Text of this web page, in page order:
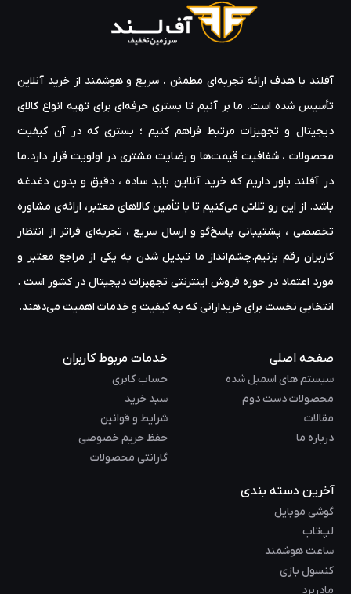
آفلند با هدف ارائه‌ تجربه‌ای مطمئن ، سریع و هوشمند از خرید آنلاین
تأسیس شده است. ما بر آنیم تا بستری حرفه‌ای برای تهیه‌ انواع کالای
دیجیتال و تجهیزات مرتبط فراهم کنیم ؛ بستری که در آن کیفیت
محصولات ، شفافیت قیمت‌ها و رضایت مشتری در اولویت قرار دارد.ما
در آفلند باور داریم که خرید آنلاین باید ساده ، دقیق و بدون دغدغه
باشد. از این رو تلاش می‌کنیم تا با تأمین کالاهای معتبر، ارائه‌ی مشاوره‌
تخصصی ، پشتیبانی پاسخ‌گو و ارسال سریع ، تجربه‌ای فراتر از انتظار
کاربران رقم بزنیم.چشم‌انداز ما تبدیل شدن به یکی از مراجع معتبر و
مورد اعتماد در حوزه‌ فروش اینترنتی تجهیزات دیجیتال در کشور است .
انتخابی نخست برای خریدارانی که به کیفیت و خدمات اهمیت می‌دهند.
صفحه اصلی
سیستم های اسمبل شده
محصولات دست دوم
مقالات
درباره ما
خدمات مربوط کاربران
حساب کابری
سبد خرید
شرایط و قوانین
حفظ حریم خصوصی
گارانتی محصولات
آخرین دسته بندی
گوشی موبایل
لپ‌تاب
ساعت هوشمند
کنسول بازی
مادربرد